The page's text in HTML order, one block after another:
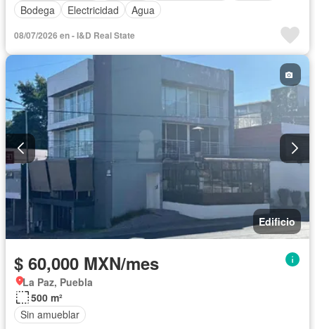
Bodega
Electricidad Agua
08/07/2026 en - I&D Real State
Edificio
$ 60,000 MXN/mes
La Paz, Puebla
500 m²
Sin amueblar